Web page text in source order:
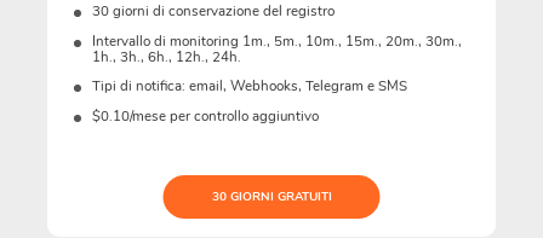
30 giorni di conservazione del registro
Intervallo di monitoring 1m., 5m., 10m., 15m., 20m., 30m.,
1h., 3h., 6h., 12h., 24h.
Tipi di notifica: email, Webhooks, Telegram e SMS
$0.10/mese per controllo aggiuntivo
30 GIORNI GRATUITI